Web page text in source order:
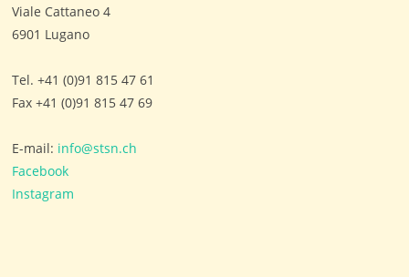
Viale Cattaneo 4
6901 Lugano
Tel. +41 (0)91 815 47 61
Fax +41 (0)91 815 47 69
E-mail: info@stsn.ch
Facebook
Instagram